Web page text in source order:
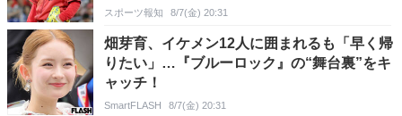
り先発 初回に先制ソロ被弾→６回に勝ち越
ぐ
スポーツ報知 8/7(金) 20:31
畑芽育、イケメン12人に囲まれるも「早く帰
りたい」…『ブルーロック』の“舞台裏”をキ
ャッチ！
SmartFLASH 8/7(金) 20:31